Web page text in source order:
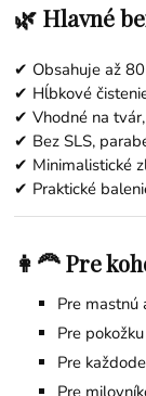
🌿 Hlavné
✔ Obsahuje až
✔ Hĺbkové
✔ Vhodné na
✔ Bez SLS,
✔ Minimalistické
✔ Praktické
👩‍🦰 Pre
Pre mastnú
Pre
Pre